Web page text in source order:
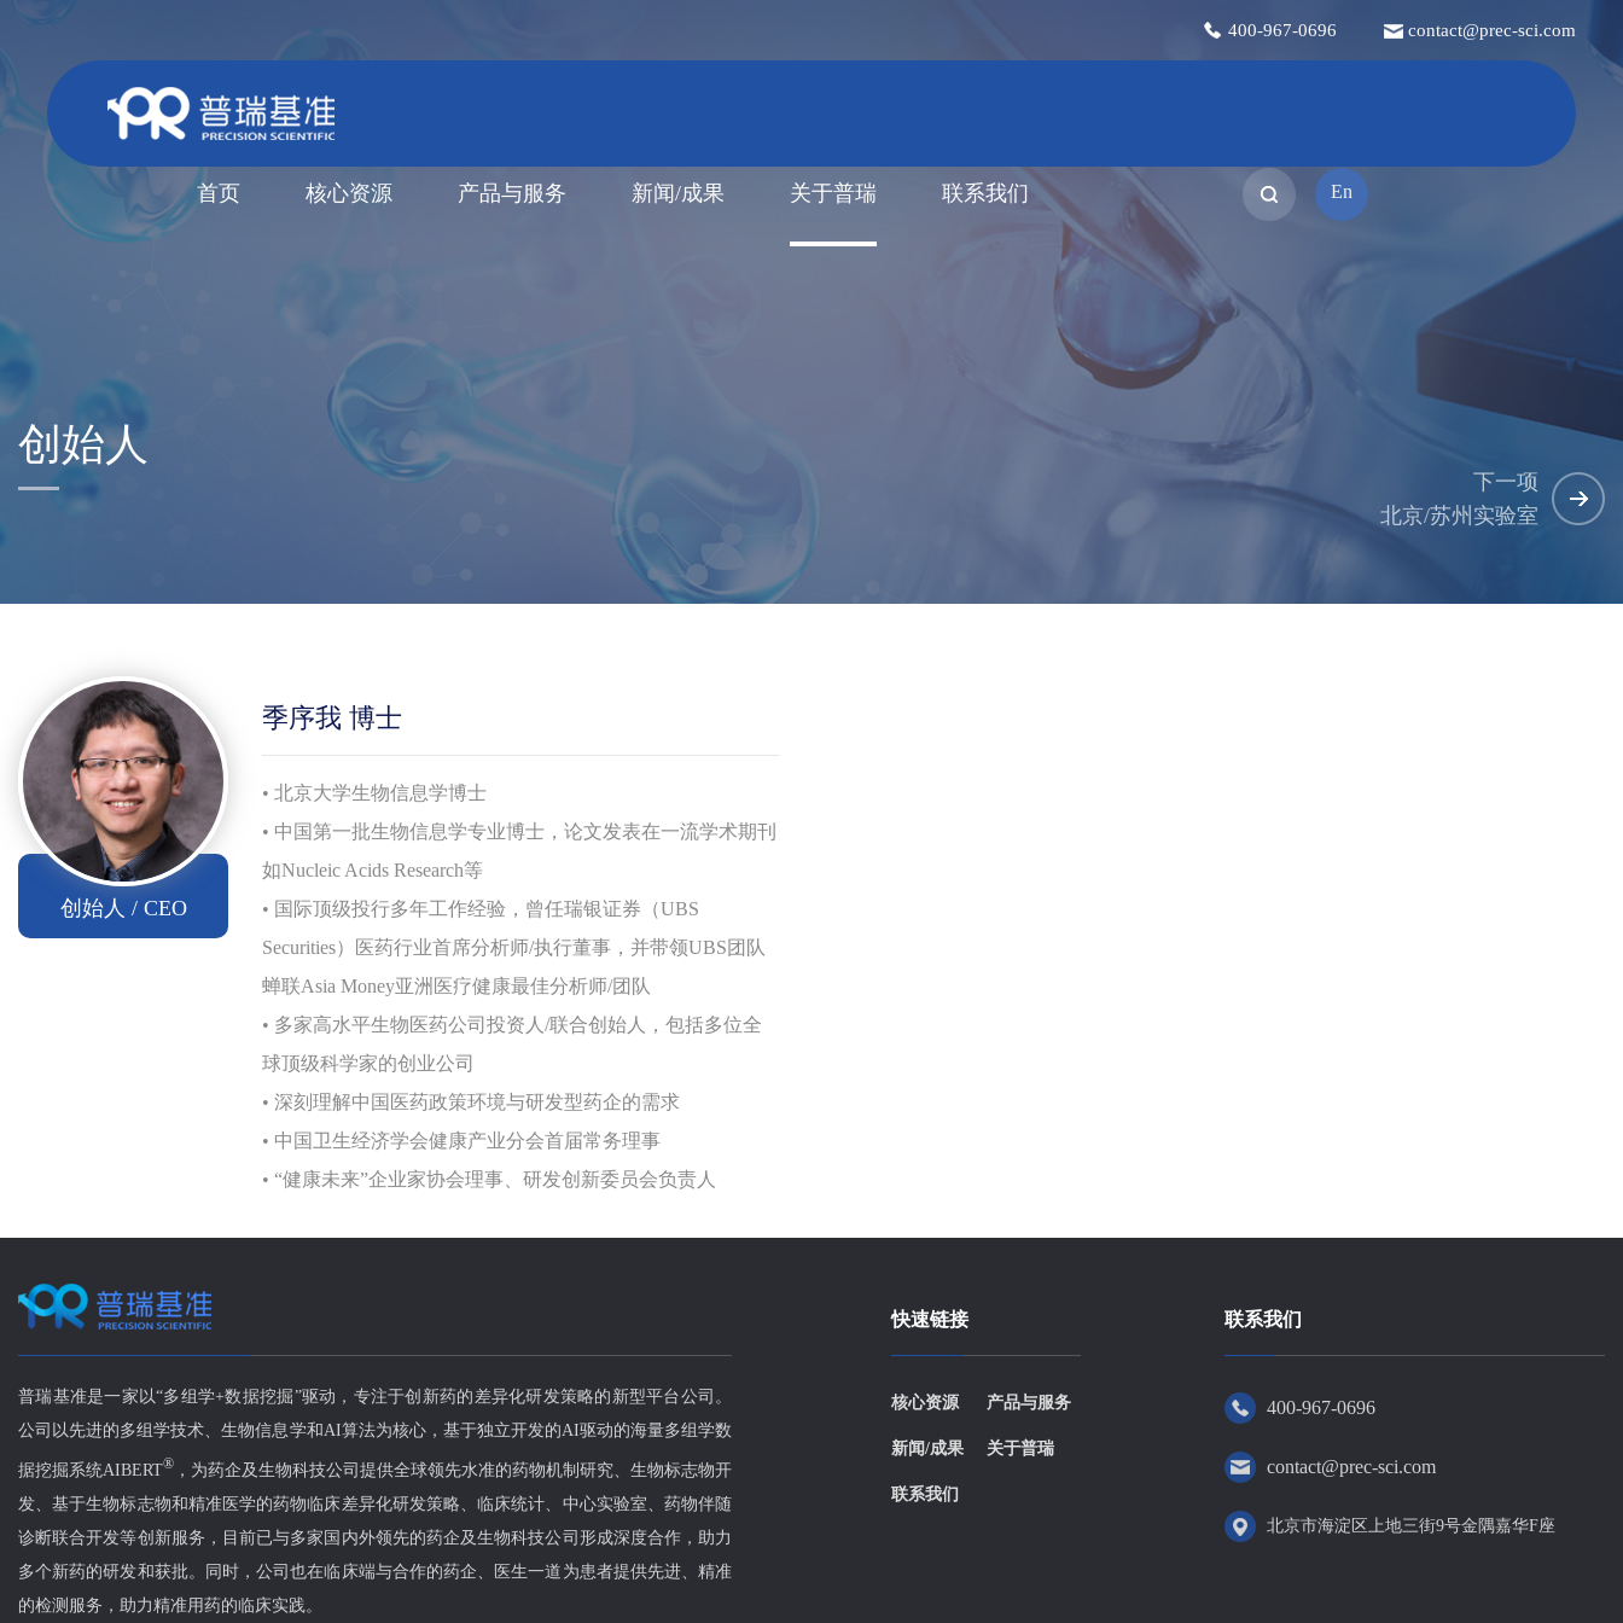
400-967-0696 contact@prec-sci.com
首页 核心资源 产品与服务 新闻/成果 关于普瑞 联系我们 En
创始人
下一项
北京/苏州实验室
创始人 / CEO
季序我 博士
• 北京大学生物信息学博士
• 中国第一批生物信息学专业博士，论文发表在一流学术期刊
如Nucleic Acids Research等
• 国际顶级投行多年工作经验，曾任瑞银证券（UBS
Securities）医药行业首席分析师/执行董事，并带领UBS团队
蝉联Asia Money亚洲医疗健康最佳分析师/团队
• 多家高水平生物医药公司 投资人/联合创始人
，包括多位全
球顶级科学家的创业公司
• 深刻理解中国医药政策环境与研发型药企的需求
• 中国卫生经济学会健康产业分会首届常务理事
• “健康未来”企业家协会理事、研发创新委员会负责人
普瑞基准是一家以“多组学+数据挖掘”驱动，专注于创新药的差异化研发策略的新型平台公司。
公司以先进的多组学技术、生物信息学和AI算法为核心，基于独立开发的AI驱动的海量多组学数
据挖掘系统AIBERT® ，为药企及生物科技公司提供全球领先水准的药物机制研究、生物标志物开
发、基于生物标志物和精准医学的药物临床差异化研发策略、临床统计、中心实验室、药物伴随
诊断联合开发等创新服务，目前已与多家国内外领先的药企及生物科技公司形成深度合作，助力
多个新药的研发和获批。同时，公司也在临床端与合作的药企、医生一道为患者提供先进、精准
的检测服务，助力精准用药的临床实践。
快速链接
核心资源 产品与服务
新闻/成果 关于普瑞
联系我们
联系我们
400-967-0696
contact@prec-sci.com
北京市海淀区上地三街9号金隅嘉华F座